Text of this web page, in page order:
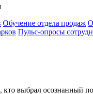
Обучение отдела продаж
Пульс-опросы
кто выбрал осознанный